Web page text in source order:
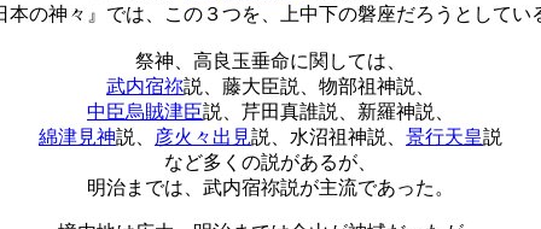
本の神々』では、この３つを、上中下の磐座だろうとしてい
祭神、高良玉垂命に関しては、
武内宿祢説、藤大臣説、物部祖神説、
中臣烏賊津臣説、芹田真誰説、新羅神説、
綿津見神説、 彦火々出見説、水沼祖神説、 景行天皇説
など多くの説があるが、
明治までは、武内宿祢説が主流であった。